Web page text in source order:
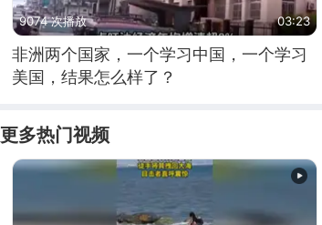
9074 次播放 03:23
非洲两个国家，一个学习中国，一个学习
美国，结果怎么样了？
更多热门视频